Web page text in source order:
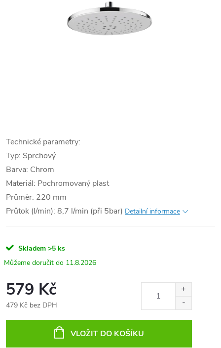
Technické parametry:
Typ: Sprchový
Barva: Chrom
Materiál: Pochromovaný plast
Průměr: 220 mm
Průtok (l/min): 8,7 l/min (při 5bar) Detailní informace
Skladem >5 ks
11.8.2026
579 Kč
479 Kč bez DPH
VLOŽIT DO KOŠÍKU